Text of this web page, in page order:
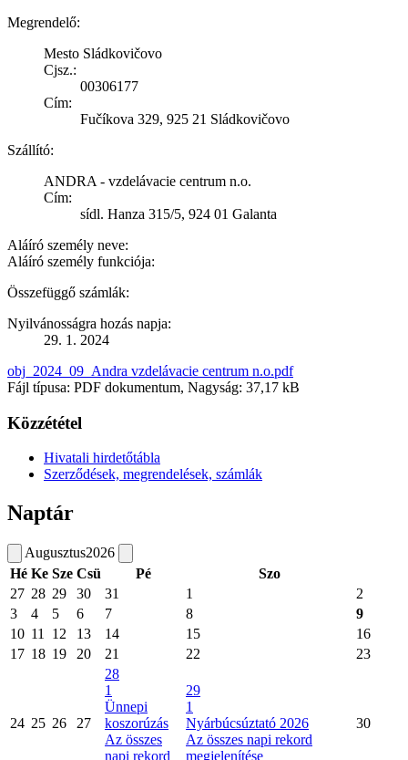
Megrendelő:
Mesto Sládkovičovo
Cjsz.:
00306177
Cím:
Fučíkova 329, 925 21 Sládkovičovo
Szállító:
ANDRA - vzdelávacie centrum n.o.
Cím:
sídl. Hanza 315/5, 924 01 Galanta
Aláíró személy neve:
Aláíró személy funkciója:
Összefüggő számlák:
Nyilvánosságra hozás napja:
29. 1. 2024
obj_2024_09_Andra vzdelávacie centrum n.o.pdf
Fájl típusa: PDF dokumentum, Nagyság: 37,17 kB
Közzététel
Hivatali hirdetőtábla
Szerződések, megrendelések, számlák
Naptár
Augusztus2026
Hé Ke Sze Csü Pé
Szo
27 28 29 30 31 1
2
3
4 5 6 7 8
9
10 11 12 13 14 15
16
17 18 19 20 21 22 23
24 25 26 27
28
1
Ünnepi
koszorúzás
Az összes
napi rekord
29
1
Nyárbúcsúztató 2026
Az összes napi rekord
megjelenítése
30